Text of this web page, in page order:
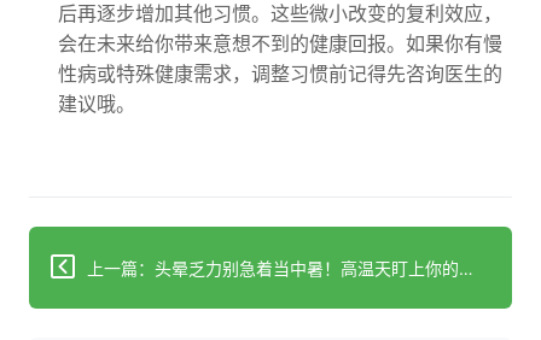
后再逐步增加其他习惯。这些微小改变的复利效应，
会在未来给你带来意想不到的健康回报。如果你有慢
性病或特殊健康需求，调整习惯前记得先咨询医生的
建议哦。
上一篇：头晕乏力别急着当中暑！高温天盯上你的真凶不是它